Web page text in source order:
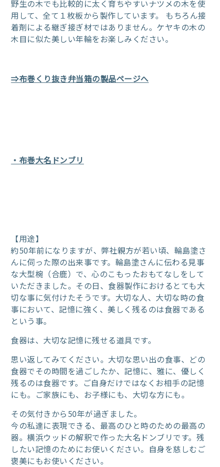
野生の木でも比較的に太く育ちやすいナツメの木を使
用して、全て１枚板から製作しています。 もちろん接
着剤による継ぎ接ぎ材ではありません。ケヤキの木の
木目に似た美しい年輪をお楽しみください。
⇒布巻くり抜き弁当箱の製品ページへ
・布巻大名ドンブリ
【用途】
約50年前になりますが、弊社親方が若い頃、輪島塗さ
んに伺った際の出来事です。輪島塗さんに伝わる見事
な大型椀（合鹿）で、心のこもったおもてなしをして
いただきました。その日、食器製作におけるとても大
切な事に気付けたそうです。大切な人、大切な時の食
事において、記憶に強く、美しく残るのは食器である
という事。
食器は、大切な記憶に残せる道具です。
思い返してみてください。大切な思い出の食事、どの
食器でその時間を過ごしたか、記憶に、雅に、優しく
残るのは食器です。ご自身だけではなくお相手の記憶
にも。ご家族にも、お子様にも、大切な方にも。
その気付きから50年が過ぎました。
今の私達に表現できる、最高のひと時のための最高の
器。横浜ウッドの解釈で作った大名ドンブリです。残
したい記憶のためにお使いください。自身を慈しむご
褒美にもお使いください。